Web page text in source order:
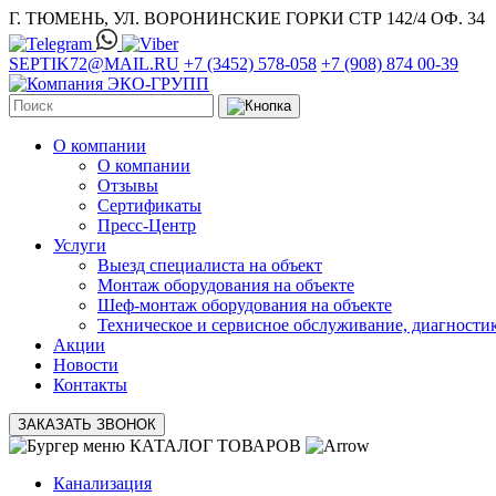
Г. ТЮМЕНЬ, УЛ. ВОРОНИНСКИЕ ГОРКИ СТР 142/4 ОФ. 34
SEPTIK72@MAIL.RU +7 (3452) 578-058 +7 (908) 874 00-39
О компании
О компании
Отзывы
Сертификаты
Пресс-Центр
Услуги
Выезд специалиста на объект
Монтаж оборудования на объекте
Шеф-монтаж оборудования на объекте
Техническое и сервисное обслуживание,
Акции
Новости
Контакты
ЗАКАЗАТЬ ЗВОНОК
КАТАЛОГ ТОВАРОВ
Канализация